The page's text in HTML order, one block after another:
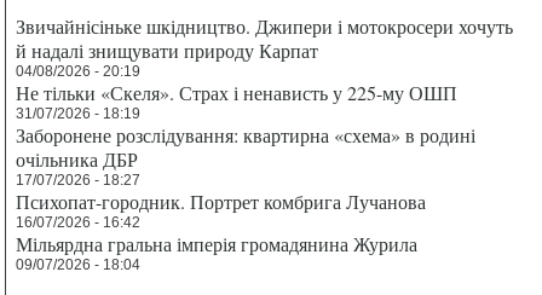
Звичайнісіньке шкідництво. Джипери і мотокросери хочуть
й надалі знищувати природу Карпат
04/08/2026 - 20:19
Не тільки «Скеля». Страх і ненависть у 225-му ОШП
31/07/2026 - 18:19
Заборонене розслідування: квартирна «схема» в родині
очільника ДБР
17/07/2026 - 18:27
Психопат-городник. Портрет комбрига Лучанова
16/07/2026 - 16:42
Мільярдна гральна імперія громадянина Журила
09/07/2026 - 18:04